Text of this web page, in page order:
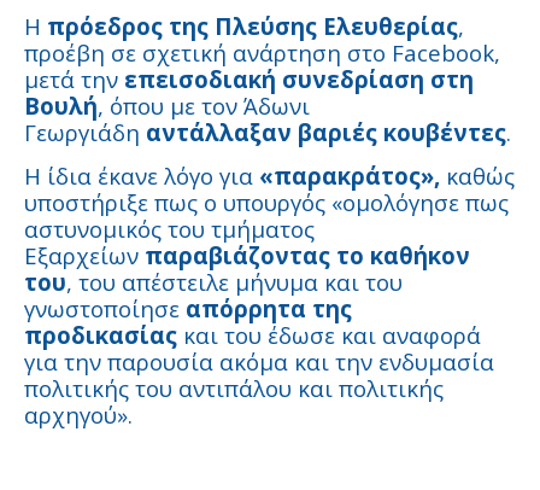
Η πρόεδρος της Πλεύσης Ελευθερίας,
προέβη σε σχετική ανάρτηση στο Facebook,
μετά την επεισοδιακή συνεδρίαση στη
Βουλή, όπου με τον Άδωνι
Γεωργιάδη αντάλλαξαν βαριές κουβέντες.
Η ίδια έκανε λόγο για «παρακράτος», καθώς
υποστήριξε πως ο υπουργός «ομολόγησε πως
αστυνομικός του τμήματος
Εξαρχείων παραβιάζοντας το καθήκον
του, του απέστειλε μήνυμα και του
γνωστοποίησε απόρρητα της
προδικασίας και του έδωσε και αναφορά
για την παρουσία ακόμα και την ενδυμασία
πολιτικής του αντιπάλου και πολιτικής
αρχηγού».